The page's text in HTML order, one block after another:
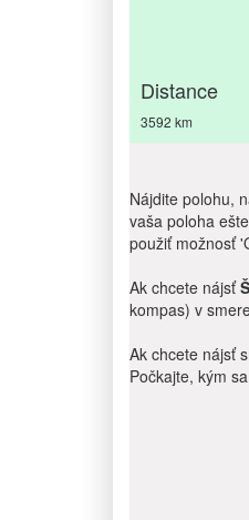
Distance
3592 km
Nájdite polohu,
vaša poloha
použiť možnosť
Ak chcete nájsť
kompas) v
Ak chcete nájsť
Počkajte, kým